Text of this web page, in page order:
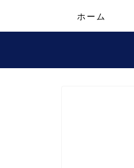
ホーム